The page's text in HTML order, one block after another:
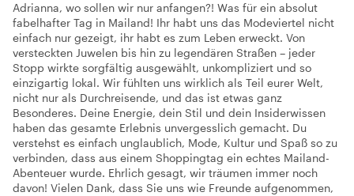
Adrianna, wo sollen wir nur anfangen?! Was für ein absolut
fabelhafter Tag in Mailand! Ihr habt uns das Modeviertel nicht
einfach nur gezeigt, ihr habt es zum Leben erweckt. Von
versteckten Juwelen bis hin zu legendären Straßen – jeder
Stopp wirkte sorgfältig ausgewählt, unkompliziert und so
einzigartig lokal. Wir fühlten uns wirklich als Teil eurer Welt,
nicht nur als Durchreisende, und das ist etwas ganz
Besonderes. Deine Energie, dein Stil und dein Insiderwissen
haben das gesamte Erlebnis unvergesslich gemacht. Du
verstehst es einfach unglaublich, Mode, Kultur und Spaß so zu
verbinden, dass aus einem Shoppingtag ein echtes Mailand-
Abenteuer wurde. Ehrlich gesagt, wir träumen immer noch
davon! Vielen Dank, dass Sie uns wie Freunde aufgenommen,